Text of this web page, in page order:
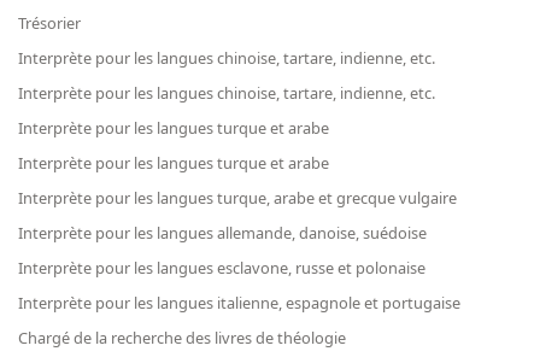
Répertoire des catalogues d'expositions
Répertoire des catalogues
Répertoire des manuscrits du XXe siècle
Publications
Guides des sources publiés
Ouvrages et documents sur la BnF numérisés dans Gallica
Revue de la Bibliothèque nationale de France
Directeurs de la Bibliothèque nationale du XIVe siècle à nos jours
Trésorier
Interprète pour les langues chinoise, tartare, indienne, etc.
Interprète pour les langues chinoise, tartare, indienne, etc.
Interprète pour les langues turque et arabe
Interprète pour les langues turque et arabe
Interprète pour les langues turque, arabe et grecque vulgaire
Interprète pour les langues allemande, danoise, suédoise
Interprète pour les langues esclavone, russe et polonaise
Interprète pour les langues italienne, espagnole et portugaise
Chargé de la recherche des livres de théologie